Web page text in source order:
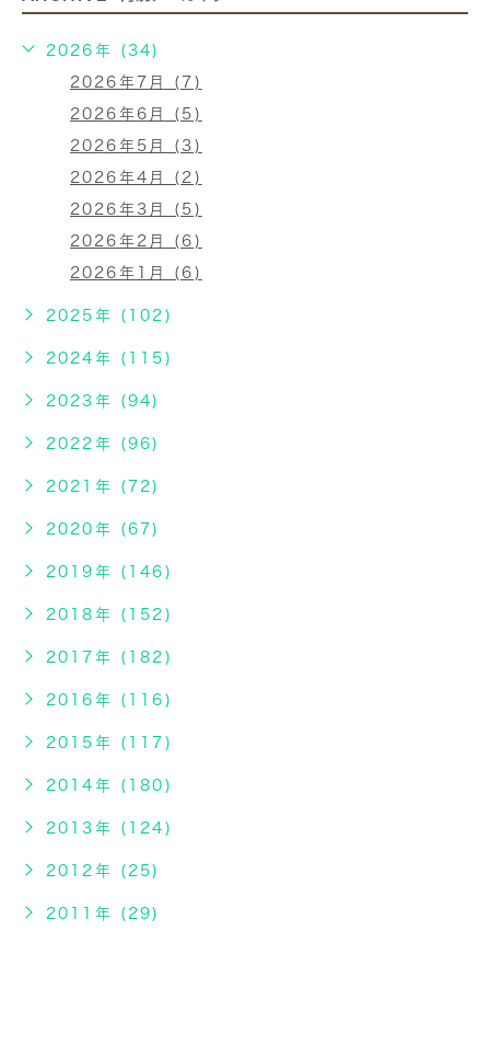
2026年 (34)
2026年7月 (7)
2026年6月 (5)
2026年5月 (3)
2026年4月 (2)
2026年3月 (5)
2026年2月 (6)
2026年1月 (6)
2025年 (102)
2024年 (115)
2023年 (94)
2022年 (96)
2021年 (72)
2020年 (67)
2019年 (146)
2018年 (152)
2017年 (182)
2016年 (116)
2015年 (117)
2014年 (180)
2013年 (124)
2012年 (25)
2011年 (29)